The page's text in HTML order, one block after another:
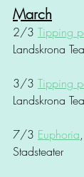
March
2/3 Tipping
Landskrona
3/3 Tipping
Landskrona
7/3 Euphoria
Stadsteater